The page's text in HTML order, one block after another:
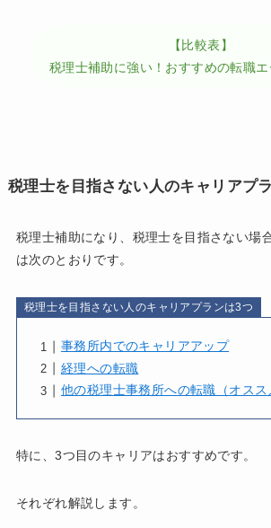
【比較表】
税理士補助に強い！おすすめの転職エ
税理士を目指さない人のキャリアプ
税理士補助になり、税理士を目指さない場
は次のとおりです。
税理士を目指さない人のキャリアプランは3つ
事務所内でのキャリアアップ
経理への転職
他の税理士事務所への転職（オスス
特に、3つ目のキャリアはおすすめです。
それぞれ解説します。